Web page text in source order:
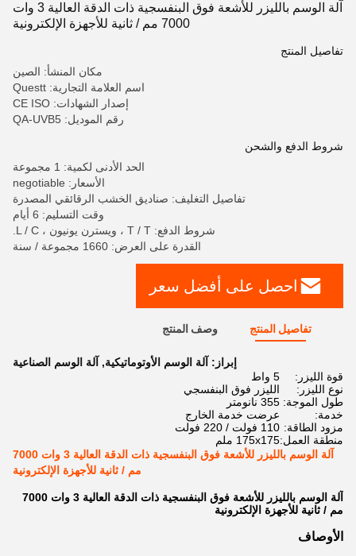
آلة الوسم بالليزر للأشعة فوق البنفسجية ذات الدقة العالية 3 وات
7000 مم / ثانية للأجهزة الإلكترونية
تفاصيل المنتج
مكان المنشأ: الصين
اسم العلامة التجارية: Questt
إصدار الشهادات: CE ISO
رقم الموديل: QA-UVB5
شروط الدفع والشحن
الحد الأدنى لكمية: 1 مجموعة
الأسعار: negotiable
تفاصيل التغليف: صناديق الخشب الرقائقي المصدرة
وقت التسليم: 6 أيام
شروط الدفع: T / T ، ويسترن يونيون ، L / C.
القدرة على العرض: 1660 مجموعة / سنة
احصل على أفضل سعر
تفاصيل المنتج وصف المنتج
إبراز: آلة الوسم الأوتوماتيكية, آلة الوسم الصناعية
قوة الليزر:
5 واط
نوع الليزر:
الليزر فوق البنفسجي
طول الموجة: 355 نانومتر
خدمة:
عرضت خدمة الخارج
مزود الطاقة: 110 فولت / 220 فولت
منطقة العمل:175x175 ملم
آلة الوسم بالليزر للأشعة فوق البنفسجية ذات الدقة العالية 3 وات 7000
مم / ثانية للأجهزة الإلكترونية
آلة الوسم بالليزر للأشعة فوق البنفسجية ذات الدقة العالية 3 وات 7000
مم / ثانية للأجهزة الإلكترونية
الأوصاف